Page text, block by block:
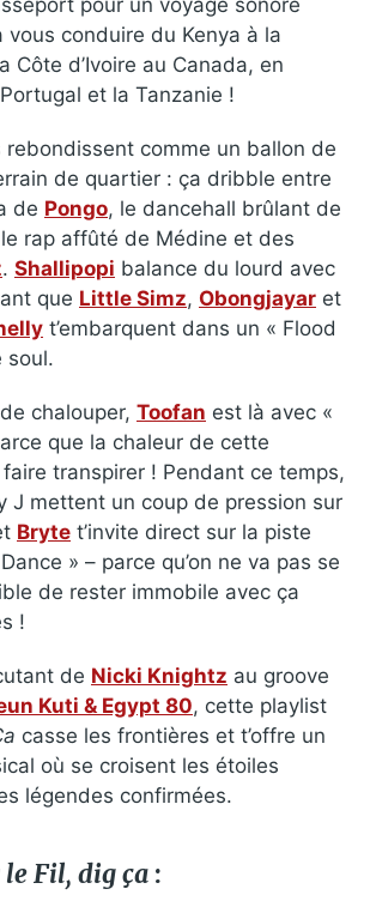
vous conduire du Kenya à la
Côte d’Ivoire au Canada, en
et la Tanzanie !
rebondissent comme un ballon de
de quartier : ça dribble entre
de Pongo, le dancehall brûlant de
rap affûté de Médine et des
. Shallipopi balance du lourd avec
que Little Simz, Obongjayar et
t’embarquent dans un « Flood
soul.
chalouper, Toofan est là avec «
que la chaleur de cette
transpirer ! Pendant ce temps,
J mettent un coup de pression sur
Bryte t’invite direct sur la piste
» – parce qu’on ne va pas se
de rester immobile avec ça
!
de Nicki Knightz au groove
Kuti & Egypt 80, cette playlist
casse les frontières et t’offre un
où se croisent les étoiles
légendes confirmées.
le Fil, dig ça :